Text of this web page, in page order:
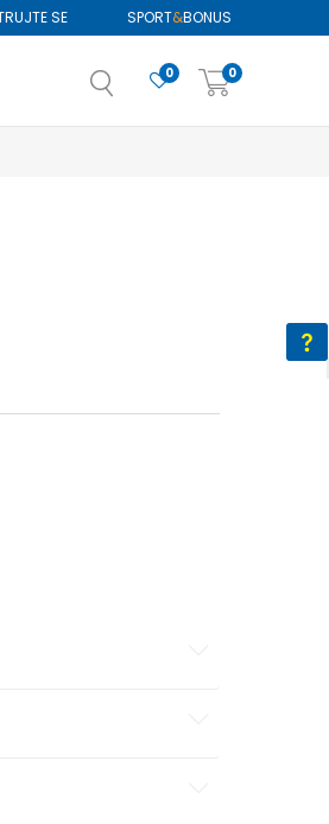
SPORT&BONUS
SE
0
0